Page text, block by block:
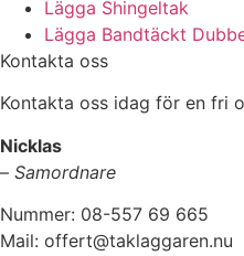
Lägga Shingeltak
Lägga Bandtäckt
Kontakta oss
Kontakta oss idag för en fri
Nicklas
– Samordnare
Nummer: 08-557 69 665
Mail: offert@taklaggaren.nu